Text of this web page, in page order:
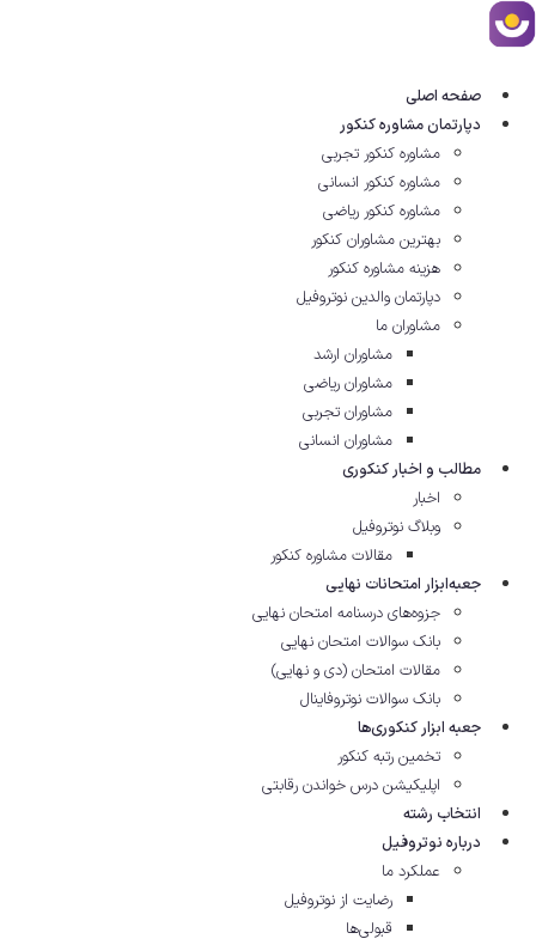
صفحه اصلی
دپارتمان مشاوره کنکور
مشاوره کنکور تجربی
مشاوره کنکور انسانی
مشاوره کنکور ریاضی
بهترین مشاوران کنکور
هزینه مشاوره کنکور
دپارتمان والدین نوتروفیل
مشاوران ما
مشاوران ارشد
مشاوران ریاضی
مشاوران تجربی
مشاوران انسانی
مطالب و اخبار کنکوری
اخبار
وبلاگ نوتروفیل
مقالات مشاوره‌ کنکور
جعبه‌ابزار امتحانات نهایی
جزوه‌های درسنامه امتحان نهایی
بانک سوالات امتحان نهایی
مقالات امتحان (دی و نهایی)
بانک سوالات نوتروفاینال
جعبه ابزار کنکوری‌ها
تخمین رتبه کنکور
اپلیکیشن درس خواندن رقابتی
انتخاب رشته
درباره نوتروفیل
عملکرد ما
رضایت از نوتروفیل
قبولی‌ها